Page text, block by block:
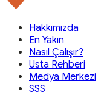
Hakkımızda
En Yakın
Nasıl Çalışır?
Usta Rehberi
Medya Merkezi
SSS